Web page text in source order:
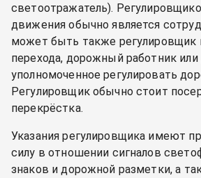
светоотражатель).
движения обычно является
может быть также регулировщик
перехода, дорожный работник или
уполномоченное регулировать
Регулировщик обычно стоит
перекрёстка.
Указания регулировщика имеют
силу в отношении сигналов
знаков и дорожной разметки, а